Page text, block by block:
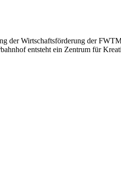
der Wirtschaftsförderung der
entsteht ein Zentrum für